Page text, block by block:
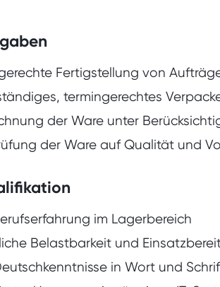
Fertigstellung von
termingerechtes
der Ware unter
der Ware auf Qualität und
im Lagerbereich
Belastbarkeit und
in Wort und